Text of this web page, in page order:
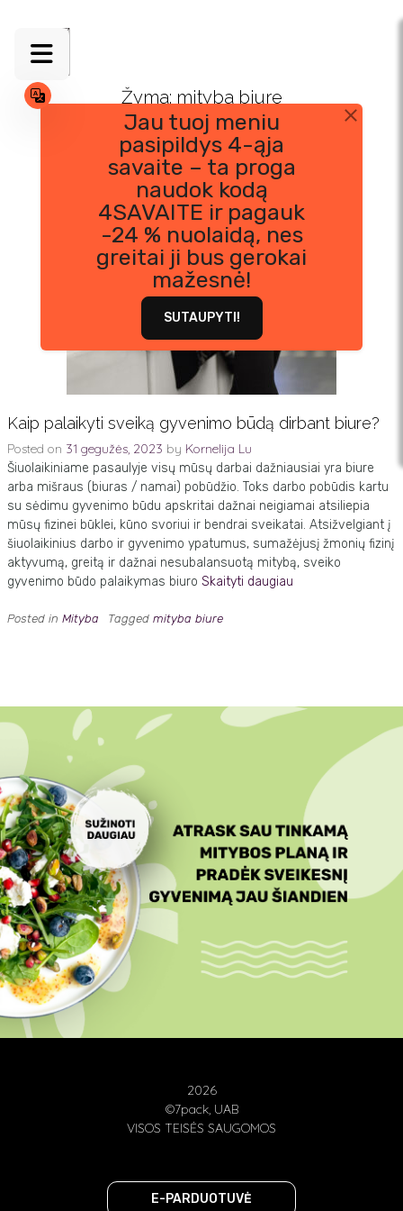
content
Jau tuoj meniu
pasipildys 4-ąja
savaite – ta proga
naudok kodą
4SAVAITE ir pagauk
-24 % nuolaidą, nes
greitai ji bus gerokai
mažesnė!
SUTAUPYTI!
Žyma: mityba biure
Kaip palaikyti sveiką gyvenimo būdą dirbant biure?
Posted on 31 gegužės, 2023 by Kornelija Lu
Šiuolaikiniame pasaulyje visų mūsų darbai dažniausiai yra biure
arba mišraus (biuras / namai) pobūdžio. Toks darbo pobūdis kartu
su sėdimu gyvenimo būdu apskritai dažnai neigiamai atsiliepia
mūsų fizinei būklei, kūno svoriui ir bendrai sveikatai. Atsižvelgiant į
šiuolaikinius darbo ir gyvenimo ypatumus, sumažėjusį žmonių fizinį
aktyvumą, greitą ir dažnai nesubalansuotą mitybą, sveiko
gyvenimo būdo palaikymas biuro Skaityti daugiau
Posted in Mityba Tagged mityba biure
2026
©7pack, UAB
VISOS TEISĖS SAUGOMOS
E-PARDUOTUVĖ